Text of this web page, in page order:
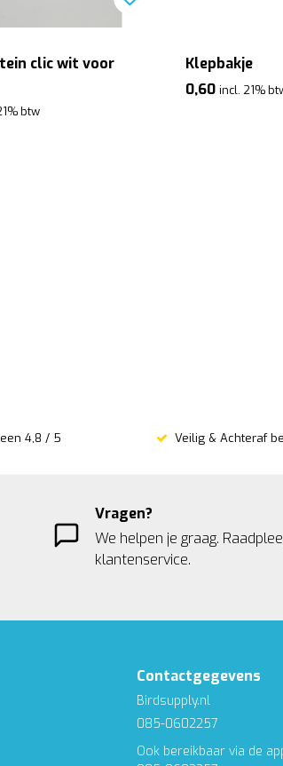
clic wit voor
btw
Klepbakje
0,60 incl. 21%
4,8 / 5 Veilig & Achteraf
Vragen?
We helpen je graag.
klantenservice.
Contactgegevens
Birdsupply.nl
085-0602257
Ook bereikbaar via de